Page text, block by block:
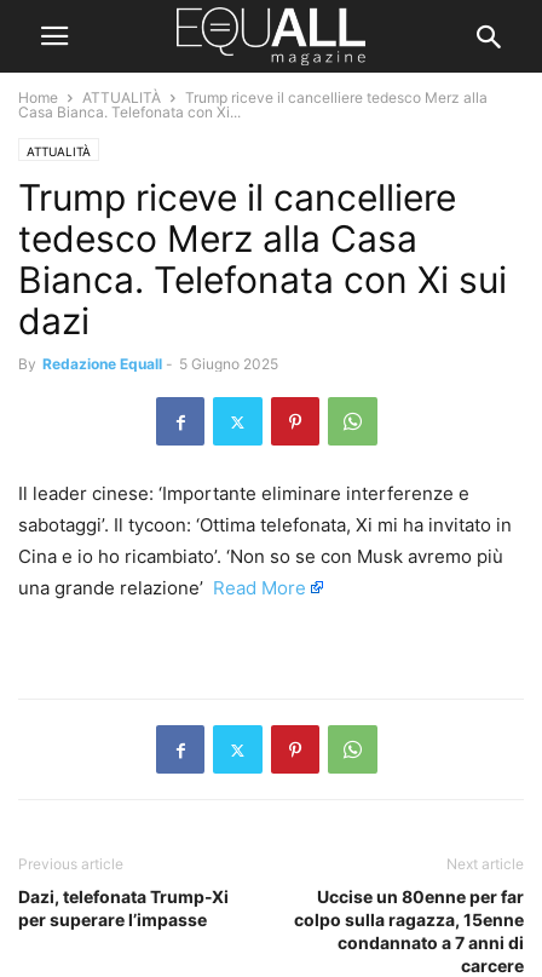
Home ATTUALITÀ
Trump riceve il cancelliere tedesco Merz alla
Casa Bianca. Telefonata con Xi...
ATTUALITÀ
Trump riceve il cancelliere
tedesco Merz alla Casa
Bianca. Telefonata con Xi sui
dazi
By Redazione Equall - 5 Giugno 2025
Il leader cinese: ‘Importante eliminare interferenze e
sabotaggi’. Il tycoon: ‘Ottima telefonata, Xi mi ha invitato in
Cina e io ho ricambiato’. ‘Non so se con Musk avremo più
una grande relazione’ ​ Read More
Previous article
Dazi, telefonata Trump-Xi
per superare l’impasse
Next article
Uccise un 80enne per far
colpo sulla ragazza, 15enne
condannato a 7 anni di
carcere